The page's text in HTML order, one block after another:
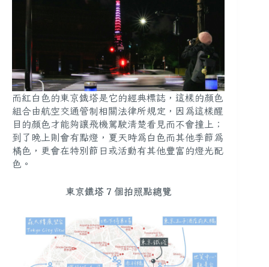
而紅白色的東京鐵塔是它的經典標誌，這樣的顏色
組合由航空交通管制相關法律所規定，因為這樣醒
目的顏色才能夠讓飛機駕駛清楚看見而不會撞上；
到了晚上則會有點燈，夏天時為白色而其他季節為
橘色，更會在特別節日或活動有其他豐富的燈光配
色。
東京鐵塔 7 個拍照點總覽